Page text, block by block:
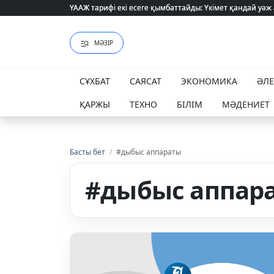
ҮААЖ тарифі екі есеге қымбаттайды: Үкімет қандай
ҮААЖ тарифі екі есеге қымбаттайды: Үкімет қандай
МӘЗІР
СҰХБАТ САЯСАТ ЭКОНОМИКА
ҚАРЖЫ
ТЕХНО БІЛІМ МӘДЕНИЕТ
Басты бет / #дыбыс аппараты
#дыбыс